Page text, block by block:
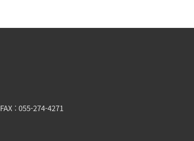
FAX : 055-274-4271